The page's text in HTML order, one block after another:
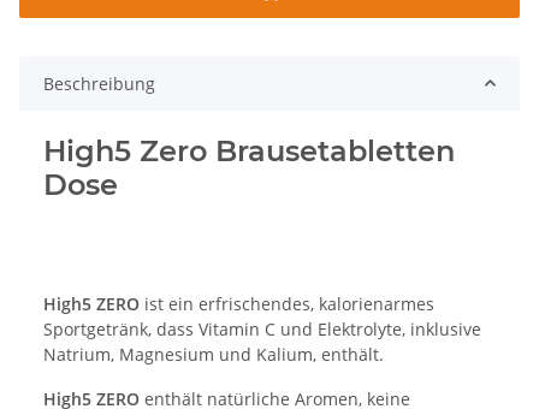
Beschreibung
High5 Zero Brausetabletten
Dose
High5 ZERO ist ein erfrischendes, kalorienarmes
Sportgetränk, dass Vitamin C und Elektrolyte, inklusive
Natrium, Magnesium und Kalium, enthält.
High5 ZERO enthält natürliche Aromen, keine